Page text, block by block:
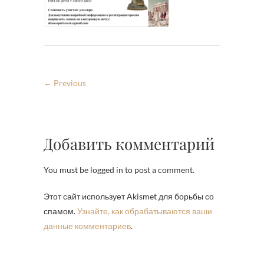
← Previous
Добавить комментарий
You must be logged in to post a comment.
Этот сайт использует Akismet для борьбы со
спамом.Узнайте, как обрабатываются ваши
данные комментариев.